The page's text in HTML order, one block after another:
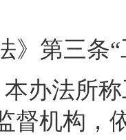
》第三条
本办法所
督机构，